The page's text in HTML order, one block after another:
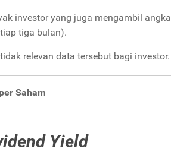
investor yang juga mengambil angka
tiga bulan).
relevan data tersebut bagi investor.
Saham
Yield